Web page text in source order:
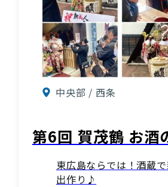
中央部 / 西条
第6回 賀茂鶴 お酒
東広島ならでは！酒蔵
出作り♪